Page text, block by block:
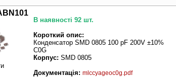
В наявності 92 шт.
Короткий опис:
Конденсатор SMD 0805 100 pF 200V ±10%
C0G
Корпус: SMD 0805
Документація: mlccyageoc0g.pdf